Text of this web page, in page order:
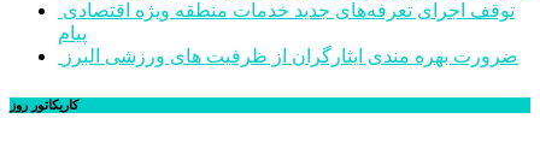
پیام
ضرورت بهره مندی ایثارگران از ظرفیت های ورزشی البرز
کاریکاتور روز